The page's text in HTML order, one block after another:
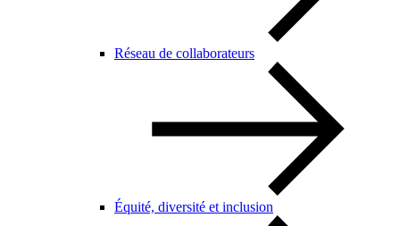
Réseau de collaborateurs
Équité, diversité et inclusion